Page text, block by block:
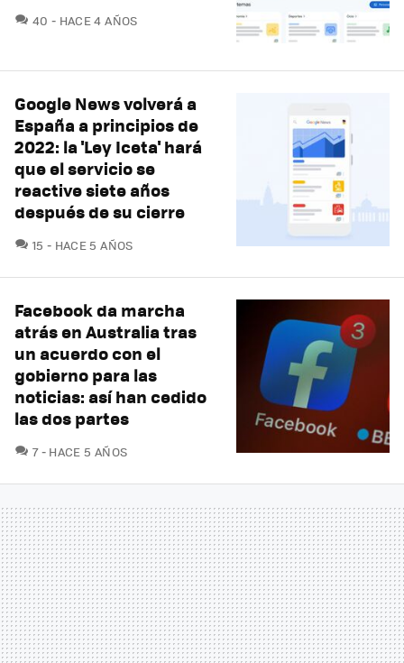
40 COMENTARIOS
HACE 4 AÑOS
Google News volverá a
España a principios de
2022: la 'Ley Iceta' hará
que el servicio se
reactive siete años
después de su cierre
15 COMENTARIOS
HACE 5 AÑOS
Facebook da marcha
atrás en Australia tras
un acuerdo con el
gobierno para las
noticias: así han cedido
las dos partes
7COMENTARIOS
HACE 5 AÑOS